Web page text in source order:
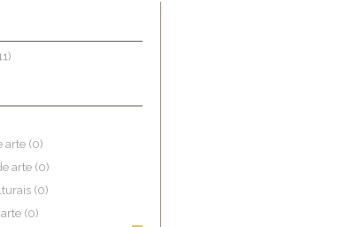
arte (0)
arte (0)
(0)
(0)